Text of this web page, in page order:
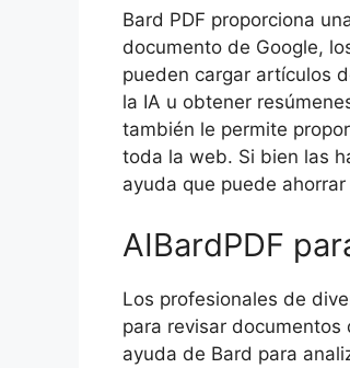
Bard PDF proporciona
documento de Google,
pueden cargar artículos
la IA u obtener
también le permite
toda la web. Si bien las
ayuda que puede
AIBardPDF
Los profesionales de
para revisar
ayuda de Bard para